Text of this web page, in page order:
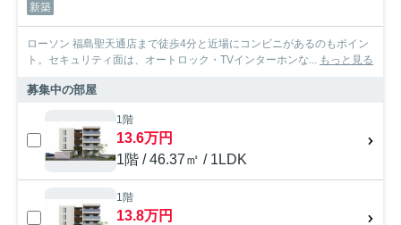
新築
ローソン 福島聖天通店まで徒歩4分と近場にコンビニがあるのもポイン
ト。セキュリティ面は、オートロック・TVインターホンな... もっと見る
募集中の部屋
1階
13.6万円
1階 / 46.37㎡ / 1LDK
1階
13.8万円